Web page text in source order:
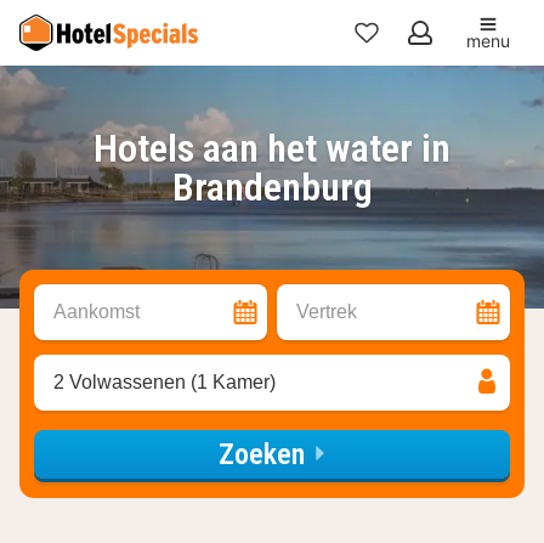
Mijn
menu
Hotels aan het water in
Brandenburg
Aankomst Vertrek
2 Volwassenen (1 Kamer)
Zoeken